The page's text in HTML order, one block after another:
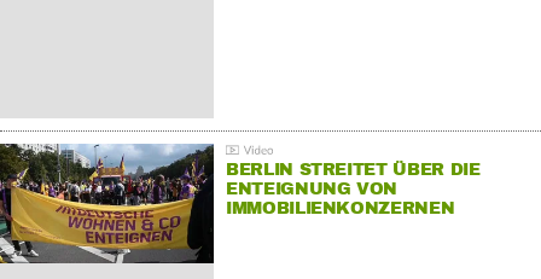
BERLIN STREITET ÜBER DIE
ENTEIGNUNG VON
IMMOBILIENKONZERNEN